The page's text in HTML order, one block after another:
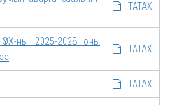
ТАТАХ
ны 2025-2028 оны
ТАТАХ
ТАТАХ